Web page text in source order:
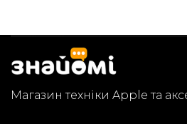
Магазин техніки Apple та